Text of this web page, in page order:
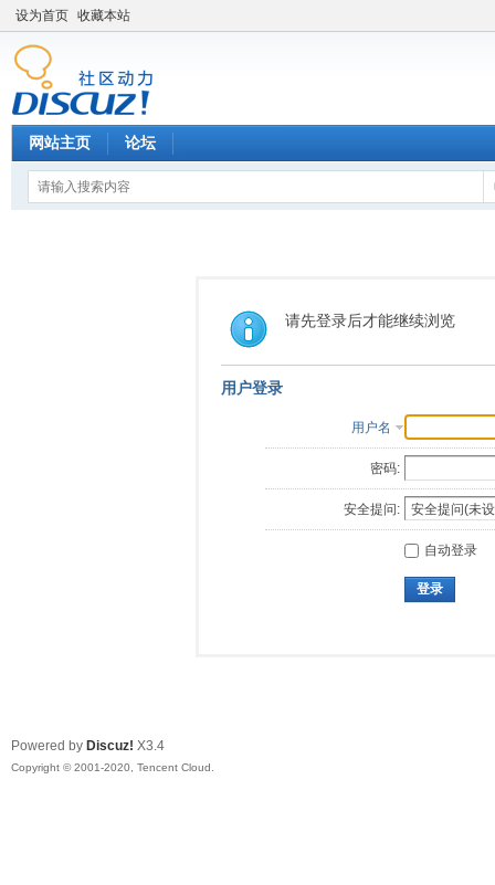
设为首页 收藏本站
网站主页 论坛
请先登录后才能继续浏览
用户登录
用户名
密码:
安全提问:
自动登录
登录
Powered by Discuz! X3.4
Copyright © 2001-2020, Tencent Cloud.